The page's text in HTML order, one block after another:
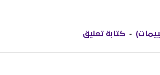
- كتابة تعليق